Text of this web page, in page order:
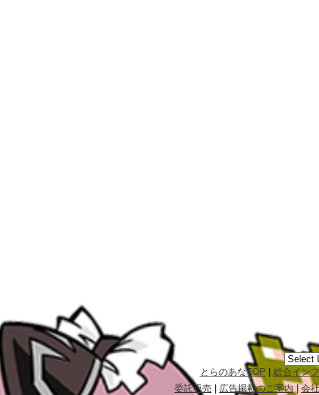
とらのあなTOP
総合イン
委託販売
広告掲載のご案内|会